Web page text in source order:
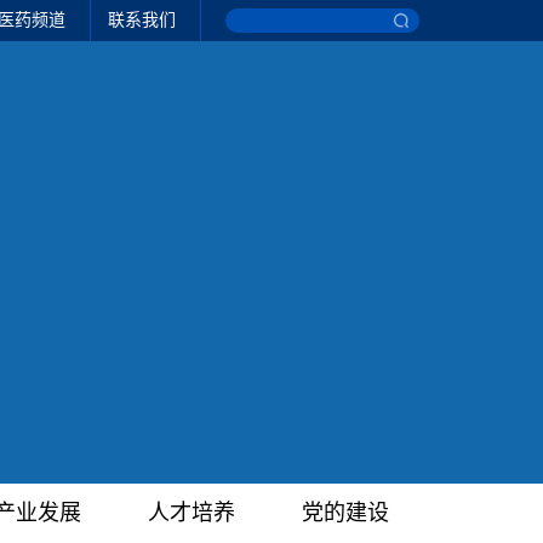
药频道 联系我们
业发展 人才培养 党的建设